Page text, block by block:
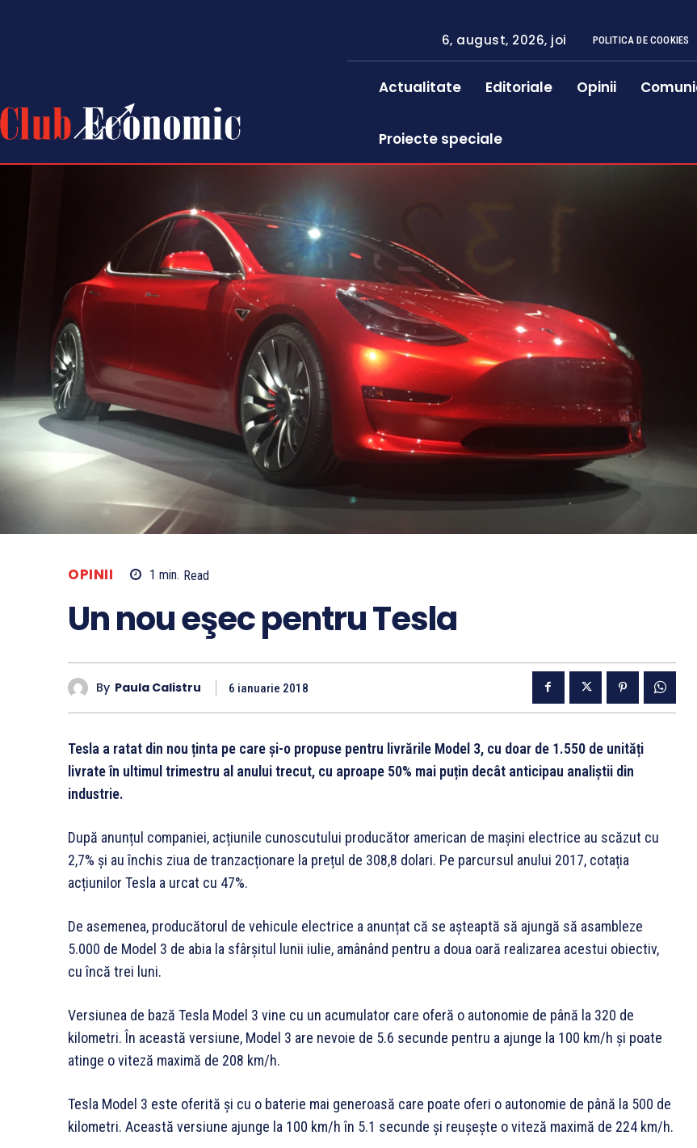
6, august, 2026, joi POLITICA DE COOKIES
Actualitate Editoriale Opinii
Proiecte speciale
OPINII 1 min. Read
Un nou eşec pentru Tesla
By Paula Calistru 6 ianuarie 2018
Tesla a ratat din nou ținta pe care și-o propuse pentru livrările Model 3, cu doar de 1.550 de unități
livrate în ultimul trimestru al anului trecut, cu aproape 50% mai puțin decât anticipau analiștii din
industrie.
După anunțul companiei, acțiunile cunoscutului producător american de mașini electrice au scăzut cu
2,7% și au închis ziua de tranzacționare la prețul de 308,8 dolari. Pe parcursul anului 2017, cotația
acțiunilor Tesla a urcat cu 47%.
De asemenea, producătorul de vehicule electrice a anunțat că se așteaptă să ajungă să asambleze
5.000 de Model 3 de abia la sfârșitul lunii iulie, amânând pentru a doua oară realizarea acestui obiectiv,
cu încă trei luni.
Versiunea de bază Tesla Model 3 vine cu un acumulator care oferă o autonomie de până la 320 de
kilometri. În această versiune, Model 3 are nevoie de 5.6 secunde pentru a ajunge la 100 km/h și poate
atinge o viteză maximă de 208 km/h.
Tesla Model 3 este oferită şi cu o baterie mai generoasă care poate oferi o autonomie de până la 500 de
kilometri. Această versiune ajunge la 100 km/h în 5.1 secunde și reuşeşte o viteză maximă de 224 km/h.